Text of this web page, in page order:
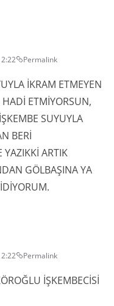
Permalink
İKRAM ETMEYEN
HADİ ETMİYORSUN,
SUYUYLA
BERİ
ARTIK
GÖLBAŞINA YA
Permalink
İŞKEMBECİSİ